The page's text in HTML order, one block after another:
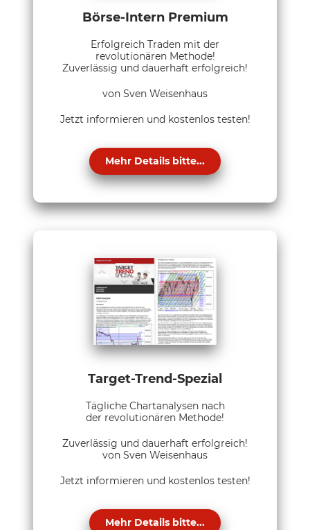
Börse-Intern Premium
Erfolgreich Traden mit der
revolutionären Methode!
Zuverlässig und dauerhaft erfolgreich!
von Sven Weisenhaus
Jetzt informieren und kostenlos testen!
Mehr Details bitte...
Target-Trend-Spezial
Tägliche Chartanalysen nach
der revolutionären Methode!
Zuverlässig und dauerhaft erfolgreich!
von Sven Weisenhaus
Jetzt informieren und kostenlos testen!
Mehr Details bitte...